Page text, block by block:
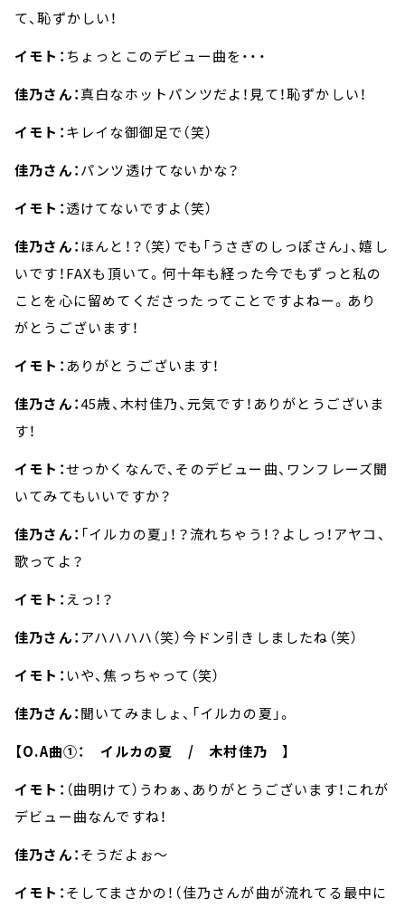
て、恥ずかしい！
イモト： ちょっとこのデビュー曲を・・・
佳乃さん：真白なホットパンツだよ！見て！恥ずかしい！
イモト：キレイな御御足で（笑）
佳乃さん：パンツ透けてないかな？
イモト：透けてないですよ（笑）
佳乃さん：ほんと！？（笑）でも「うさぎのしっぽさん」、嬉し
いです！FAXも頂いて。何十年も経った今でもずっと私の
ことを心に留めてくださったってことですよねー。あり
がとうございます！
イモト： ありがとうございます！
佳乃さん：45歳、木村佳乃、元気です！ありがとうございま
す！
イモト：せっかくなんで、そのデビュー曲、ワンフレーズ聞
いてみてもいいですか？
佳乃さん： 「イルカの夏」！？流れちゃう！？よしっ！アヤコ、
歌ってよ？
イモト： えっ！？
佳乃さん： アハハハハ（笑）今ドン引きしましたね（笑）
イモト： いや、焦っちゃって（笑）
佳乃さん：聞いてみましょ、「イルカの夏」。
【O.A曲①： イルカの夏 / 木村佳乃 】
イモト： （曲明けて）うわぁ、ありがとうございます！これが
デビュー曲なんですね！
佳乃さん：そうだよぉ～
イモト：そしてまさかの！（佳乃さんが曲が流れてる最中に